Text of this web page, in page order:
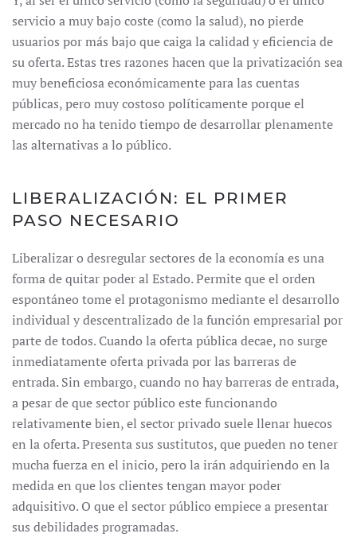
servicio a muy bajo coste (como la salud), no pierde
usuarios por más bajo que caiga la calidad y eficiencia de
su oferta. Estas tres razones hacen que la privatización sea
muy beneficiosa económicamente para las cuentas
públicas, pero muy costoso políticamente porque el
mercado no ha tenido tiempo de desarrollar plenamente
las alternativas a lo público.
LIBERALIZACIÓN: EL PRIMER
PASO NECESARIO
Liberalizar o desregular sectores de la economía es una
forma de quitar poder al Estado. Permite que el orden
espontáneo tome el protagonismo mediante el desarrollo
individual y descentralizado de la función empresarial por
parte de todos. Cuando la oferta pública decae, no surge
inmediatamente oferta privada por las barreras de
entrada. Sin embargo, cuando no hay barreras de entrada,
a pesar de que sector público este funcionando
relativamente bien, el sector privado suele llenar huecos
en la oferta. Presenta sus sustitutos, que pueden no tener
mucha fuerza en el inicio, pero la irán adquiriendo en la
medida en que los clientes tengan mayor poder
adquisitivo. O que el sector público empiece a presentar
sus debilidades programadas.